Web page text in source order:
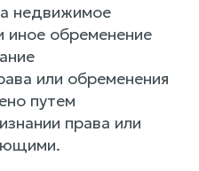
недвижимое
иное обременение
или обременения
путем
права или